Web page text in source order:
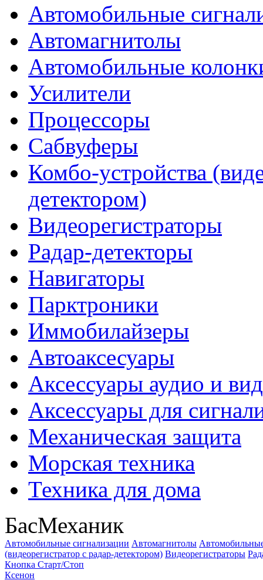
Автомобильные
Автомагнитолы
Автомобильные
Усилители
Процессоры
Сабвуферы
Комбо-устройства
детектором)
Видеорегистраторы
Радар-детекторы
Навигаторы
Парктроники
Иммобилайзеры
Автоаксесуары
Аксессуары аудио и
Аксессуары для
Механическая защита
Морская техника
Техника для дома
БасМеханик
Автомобильные сигнализации Автомагнитолы
(видеорегистратор с радар-детектором) Видеорегистраторы
Кнопка Старт/Стоп
Ксенон